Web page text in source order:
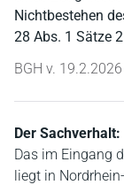
Nichtbestehen
28 Abs. 1 Sätze
BGH v.
Der Sachverhalt:
Das im Eingang
liegt in